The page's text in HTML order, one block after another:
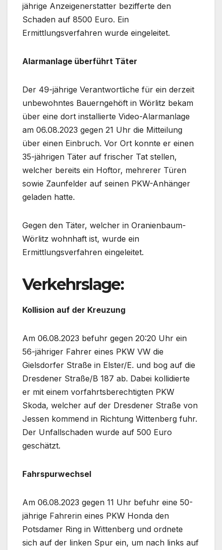
jährige Anzeigenerstatter bezifferte den
Schaden auf 8500 Euro. Ein
Ermittlungsverfahren wurde eingeleitet.
Alarmanlage überführt Täter
Der 49-jährige Verantwortliche für ein derzeit
unbewohntes Bauerngehöft in Wörlitz bekam
über eine dort installierte Video-Alarmanlage
am 06.08.2023 gegen 21 Uhr die Mitteilung
über einen Einbruch. Vor Ort konnte er einen
35-jährigen Täter auf frischer Tat stellen,
welcher bereits ein Hoftor, mehrerer Türen
sowie Zaunfelder auf seinen PKW-Anhänger
geladen hatte.
Gegen den Täter, welcher in Oranienbaum-
Wörlitz wohnhaft ist, wurde ein
Ermittlungsverfahren eingeleitet.
Verkehrslage:
Kollision auf der Kreuzung
Am 06.08.2023 befuhr gegen 20:20 Uhr ein
56-jähriger Fahrer eines PKW VW die
Gielsdorfer Straße in Elster/E. und bog auf die
Dresdener Straße/B 187 ab. Dabei kollidierte
er mit einem vorfahrtsberechtigten PKW
Skoda, welcher auf der Dresdener Straße von
Jessen kommend in Richtung Wittenberg fuhr.
Der Unfallschaden wurde auf 500 Euro
geschätzt.
Fahrspurwechsel
Am 06.08.2023 gegen 11 Uhr befuhr eine 50-
jährige Fahrerin eines PKW Honda den
Potsdamer Ring in Wittenberg und ordnete
sich auf der linken Spur ein, um nach links auf